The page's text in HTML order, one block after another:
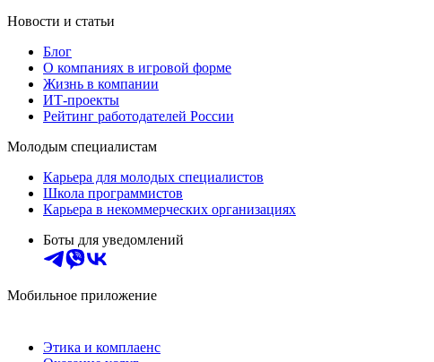
Новости и статьи
Блог
О компаниях в игровой форме
Жизнь в компании
ИТ-проекты
Рейтинг работодателей России
Молодым специалистам
Карьера для молодых специалистов
Школа программистов
Карьера в некоммерческих организациях
Боты для уведомлений
Мобильное приложение
Этика и комплаенс